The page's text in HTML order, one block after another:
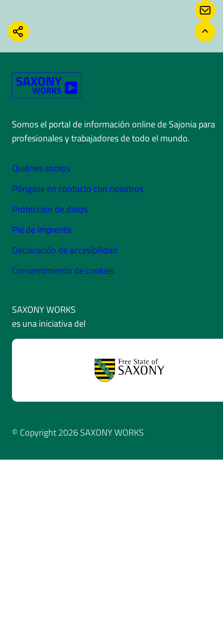
COMPARTIR
Somos el portal de información online de Sajonia para
profesionales y trabajadores de todo el mundo.
Quiénes somos
Póngase en contacto con nosotros
Protección de datos
Pie de imprenta
Declaración de accesibilidad
Consentimiento de cookies
SAXONY WORKS
es una iniciativa del
© Copyright 2026 SAXONY WORKS